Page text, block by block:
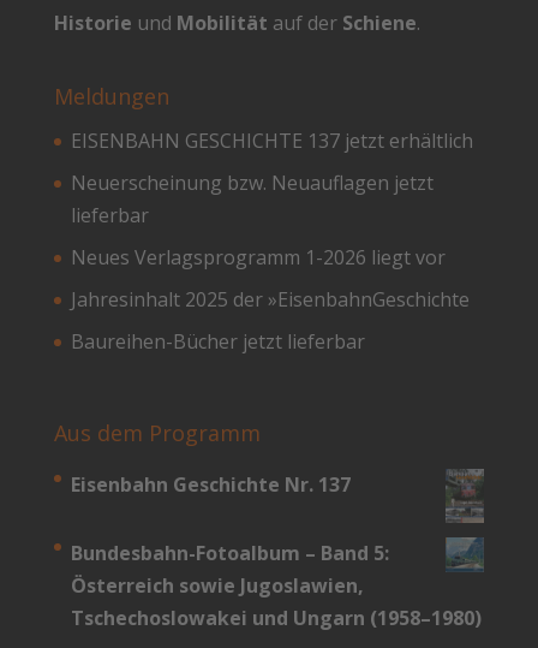
Historie und Mobilität auf der Schiene.
Meldungen
EISENBAHN GESCHICHTE 137 jetzt erhältlich
Neuerscheinung bzw. Neuauflagen jetzt
lieferbar
Neues Verlagsprogramm 1-2026 liegt vor
Jahresinhalt 2025 der »EisenbahnGeschichte
Baureihen-Bücher jetzt lieferbar
Aus dem Programm
Eisenbahn Geschichte Nr. 137
Bundesbahn-­Fotoalbum – Band 5:
Österreich sowie Jugoslawien,
Tschechoslowakei und Ungarn (1958–1980)